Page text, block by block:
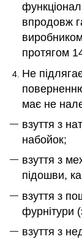
впродовж
протягом
Не
має не
взуття з
набойок;
взуття з
підошви,
взуття з
фурнітури
взуття з